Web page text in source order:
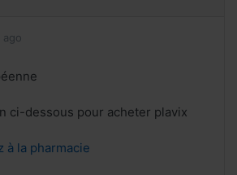
ago
ci-dessous pour acheter plavix
à la pharmacie